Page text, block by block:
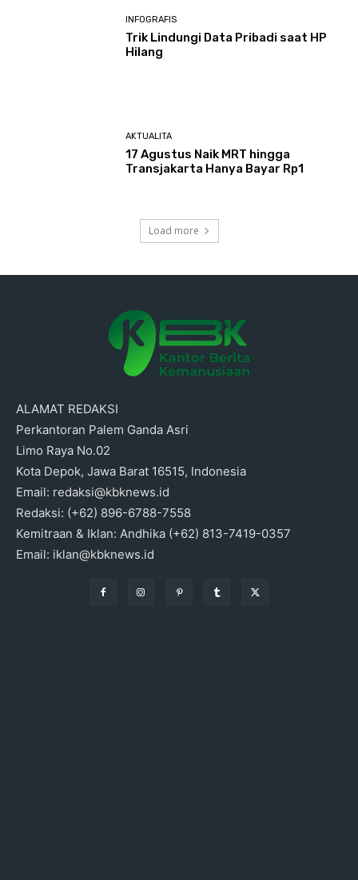
INFOGRAFIS
Trik Lindungi Data Pribadi saat HP
Hilang
AKTUALITA
17 Agustus Naik MRT hingga
Transjakarta Hanya Bayar Rp1
Load more
ALAMAT REDAKSI
Perkantoran Palem Ganda Asri
Limo Raya No.02
Kota Depok, Jawa Barat 16515, Indonesia
Email: redaksi@kbknews.id
Redaksi: (+62) 896-6788-7558
Kemitraan & Iklan: Andhika (+62) 813-7419-0357
Email: iklan@kbknews.id